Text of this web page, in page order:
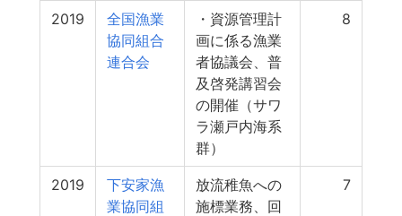
2019
全国漁業
協同組合
連合会
・資源管理計
画に係る漁業
者協議会、普
及啓発講習会
の開催（サワ
ラ瀬戸内海系
群）
8
2019
下安家漁
業協同組
放流稚魚への
施標業務、回
7